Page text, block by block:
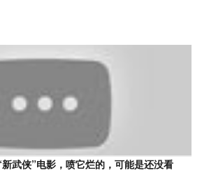
新武侠”电影，喷它烂的，可能是还没看